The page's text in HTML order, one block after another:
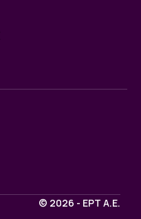
© 2026 - ΕΡΤ Α.Ε.